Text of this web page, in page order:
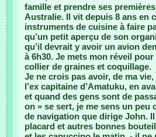
famille et prendre ses
Australie. Il vit depuis 8 ans en
instruments de cuisine à faire
qu’un petit aperçu de son
qu’il devrait y avoir un avion
à 6h30. Je mets mon réveil
collier de graines et coquillage.
Je ne crois pas avoir, de ma
l’ex capitaine d’Amatuku, en
et quand des gens sont de
on » se sert, je me sens un peu
de navigation que dirige John.
placard et autres bonnes